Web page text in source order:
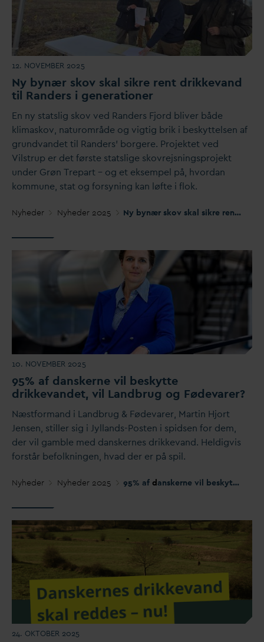
12. NOVEMBER 2025
Ny bynær skov skal sikre rent drikkevand
til Randers i generationer
En ny statslig skov ved Randers Fjord bliver både
klimaskov, naturområde og vigtig brik i beskyttelsen af
grundvandet til Randers’ borgere. Projektet ved
Vilstrup er det første statslige skovrejsningsprojekt
under Grøn Trepart – og et eksempel på, hvordan
kommune, stat og forsyning kan løfte i flok.
Nyheder Nyheder 2025 Ny bynær skov skal sikre rent drikke
10. NOVEMBER 2025
95% af danskerne vil beskytte
drikkevandet, vil Landbrug og Fødevarer?
Næstformand i Landbrug & Fødevarer, Martin Hjort
Jensen, stiller sig i Jyllands-Posten i spidsen for dem,
der vil gamble med danskernes drikkevand. Heldigvis
forstår befolkningen, hvad der er på spil.
Nyheder Nyheder 2025 95% af danskerne vil beskytte drikke
24. OKTOBER 2025